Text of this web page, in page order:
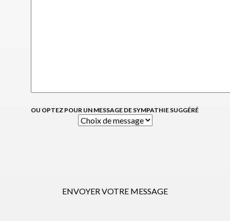
OU OPTEZ POUR UN MESSAGE DE SYMPATHIE SUGGÉRÉ
ENVOYER VOTRE MESSAGE